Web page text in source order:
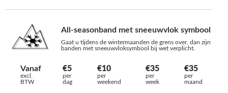
All-seasonband met sneeuwvlok symbool
Gaat u tijdens de wintermaanden de grens over, dan zijn
banden met sneeuwvloksymbool bij wet verplicht.
Vanaf
excl.
BTW
€5
per
dag
€10
per
weekend
€35
per
week
€35
per
maand